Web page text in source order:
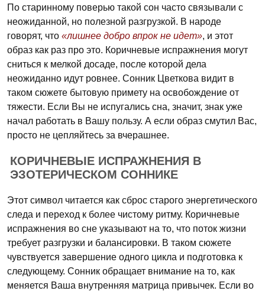
По старинному поверью такой сон часто связывали с
неожиданной, но полезной разгрузкой. В народе
говорят, что «лишнее добро впрок не идет», и этот
образ как раз про это. Коричневые испражнения могут
сниться к мелкой досаде, после которой дела
неожиданно идут ровнее. Сонник Цветкова видит в
таком сюжете бытовую примету на освобождение от
тяжести. Если Вы не испугались сна, значит, знак уже
начал работать в Вашу пользу. А если образ смутил Вас,
просто не цепляйтесь за вчерашнее.
КОРИЧНЕВЫЕ ИСПРАЖНЕНИЯ В
ЭЗОТЕРИЧЕСКОМ СОННИКЕ
Этот символ читается как сброс старого энергетического
следа и переход к более чистому ритму. Коричневые
испражнения во сне указывают на то, что поток жизни
требует разгрузки и балансировки. В таком сюжете
чувствуется завершение одного цикла и подготовка к
следующему. Сонник обращает внимание на то, как
меняется Ваша внутренняя матрица привычек. Если во